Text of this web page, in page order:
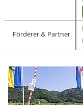
Suche
Impressum
Kontakt
Tourismus
Kunst &
Handwerk,
Förderer & Partner: